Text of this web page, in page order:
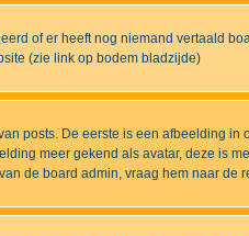
of er heeft nog niemand vertaald
(zie link op bodem bladzijde)
posts. De eerste is een afbeelding
meer gekend als avatar, deze is
de board admin, vraag hem naar de